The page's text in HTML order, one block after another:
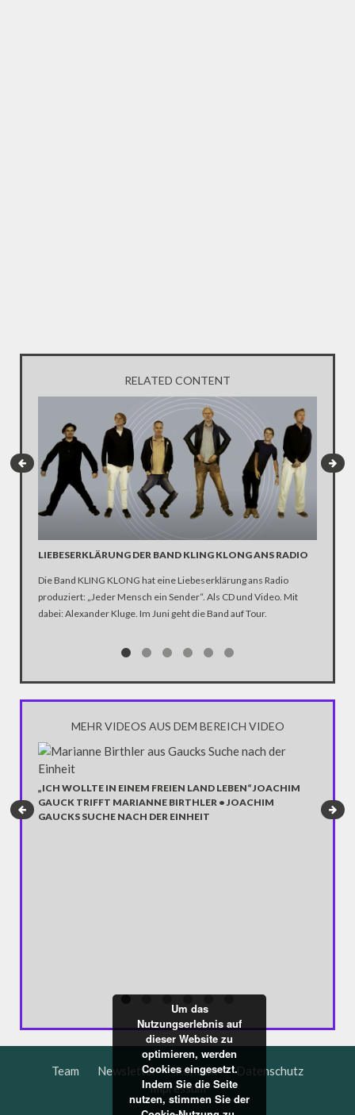
RELATED CONTENT
LIEBESERKLÄRUNG DER BAND KLING KLONG ANS RADIO
Die Band KLING KLONG hat eine Liebeserklärung ans Radio
produziert: „Jeder Mensch ein Sender“. Als CD und Video. Mit
dabei: Alexander Kluge. Im Juni geht die Band auf Tour.
MEHR VIDEOS AUS DEM BEREICH VIDEO
„ICH WOLLTE IN EINEM FREIEN LAND LEBEN“ JOACHIM
GAUCK TRIFFT MARIANNE BIRTHLER • JOACHIM
GAUCKS SUCHE NACH DER EINHEIT
Bereits
Team Newsletter Kontakt
Datenschutz
Impressum
Um das
Nutzungserlebnis auf
dieser Website zu
optimieren, werden
Cookies eingesetzt.
Indem Sie die Seite
nutzen, stimmen Sie der